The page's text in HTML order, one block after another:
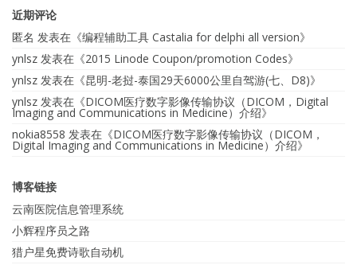
近期评论
匿名 发表在《编程辅助工具 Castalia for delphi all version》
ynlsz 发表在《2015 Linode Coupon/promotion Codes》
ynlsz 发表在《昆明-老挝-泰国29天6000公里自驾游(七、D8)》
ynlsz 发表在《DICOM医疗数字影像传输协议（DICOM，Digital
Imaging and Communications in Medicine）介绍》
nokia8558 发表在《DICOM医疗数字影像传输协议（DICOM，
Digital Imaging and Communications in Medicine）介绍》
博客链接
云南医院信息管理系统
小辉程序员之路
猎户星免费诗歌自动机